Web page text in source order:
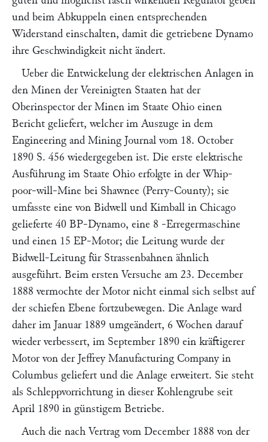
und beim Abkuppeln einen entsprechenden
Widerstand einschalten, damit die getriebene Dynamo
ihre Geschwindigkeit nicht ändert.
Ueber die Entwickelung der elektrischen Anlagen in
den Minen der Vereinigten Staaten hat der
Oberinspector der Minen im Staate Ohio einen
Bericht geliefert, welcher im Auszuge in dem
Engineering and Mining Journal vom 18. October
1890 S. 456 wiedergegeben ist. Die erste elektrische
Ausführung im Staate Ohio erfolgte in der Whip-
poor-will-Mine bei Shawnee (Perry-County); sie
umfasste eine von Bidwell und Kimball in Chicago
gelieferte 40 BP-Dynamo, eine 8 -Erregermaschine
und einen 15 EP-Motor; die Leitung wurde der
Bidwell-Leitung für Strassenbahnen ähnlich
ausgeführt. Beim ersten Versuche am 23. December
1888 vermochte der Motor nicht einmal sich selbst auf
der schiefen Ebene fortzubewegen. Die Anlage ward
daher im Januar 1889 umgeändert, 6 Wochen darauf
wieder verbessert, im September 1890 ein kräftigerer
Motor von der Jeffrey Manufacturing Companyin
Columbus geliefert und die Anlage erweitert. Sie steht
als Schleppvorrichtung in dieser Kohlengrube seit
April 1890 in günstigem Betriebe.
Auch die nach Vertrag vom December 1888 von der